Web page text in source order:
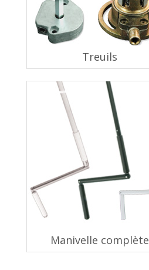
Treuils
Manivelle complète